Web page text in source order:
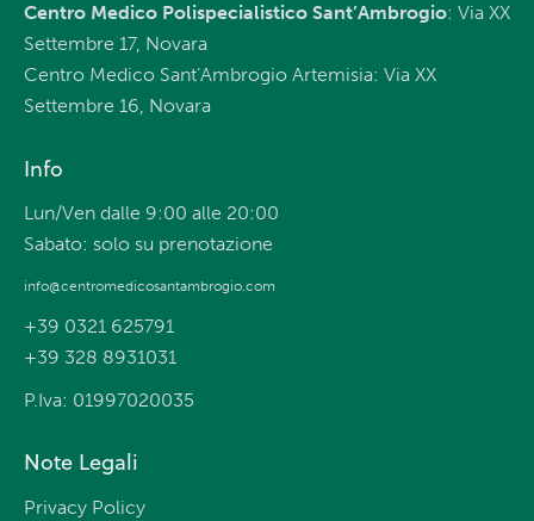
Centro Medico Polispecialistico Sant’Ambrogio: Via XX
Settembre 17, Novara
Centro Medico Sant’Ambrogio Artemisia: Via XX
Settembre 16, Novara
Info
Lun/Ven dalle 9:00 alle 20:00
Sabato: solo su prenotazione
info@centromedicosantambrogio.com
+39 0321 625791
+39 328 8931031
P.Iva: 01997020035
Note Legali
Privacy Policy